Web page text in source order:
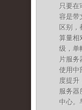
只要在
容是带
区别，
算量相
级，单
片服
使用中
度提升
服务器
中心。